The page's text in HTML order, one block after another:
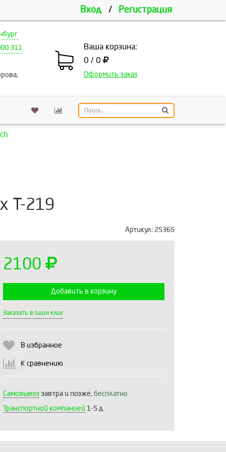
Вход / Регистрация
311
Ваша корзина:
0 / 0
Оформить заказ
Т-219
Артикул: 25365
2100
Добавить в корзину
Заказать в один клик
В избранное
К сравнению
Самовывоз завтра и позже, бесплатно
Транспортной компанией 1-5 д